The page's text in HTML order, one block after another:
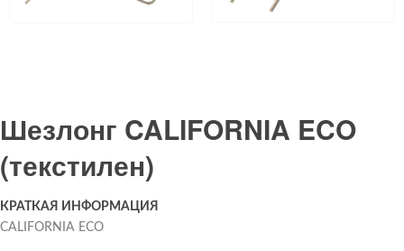
Шезлонг CALIFORNIA ECO
(текстилен)
КРАТКАЯ ИНФОРМАЦИЯ
CALIFORNIA ECO